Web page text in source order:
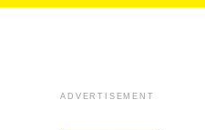
ADVERTISEMENT